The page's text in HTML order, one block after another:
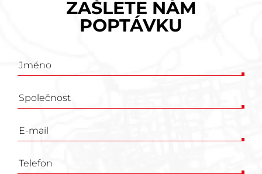
ZAŠLETE NÁM
POPTÁVKU
Poptávkový